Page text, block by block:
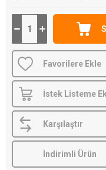
Favorilere Ekle
İstek Listeme
Karşılaştır
İndirimli Ürün